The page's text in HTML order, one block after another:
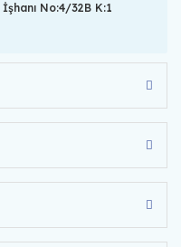
İşhanı No:4/32B K:1